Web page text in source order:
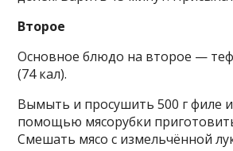
Второе
Основное блюдо на второе —
(74 кал).
Вымыть и просушить 500 г филе
помощью мясорубки
Смешать мясо с измельчённой